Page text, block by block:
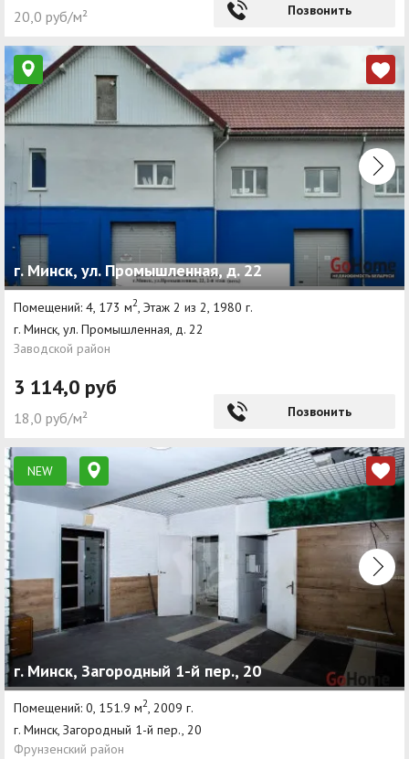
20,0 руб/м² Позвонить
г. Минск, ул. Промышленная, д. 22
Помещений: 4, 173 м2, Этаж 2 из 2, 1980 г.
г. Минск, ул. Промышленная, д. 22
Заводской район
3 114,0 руб
18,0 руб/м² Позвонить
NEW
г. Минск, Загородный 1-й пер., 20
Помещений: 0, 151.9 м2, 2009 г.
г. Минск, Загородный 1-й пер., 20
Фрунзенский район